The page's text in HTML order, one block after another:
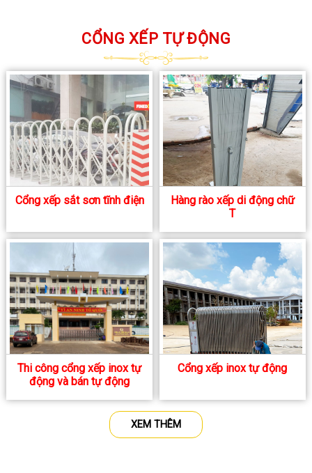
CỔNG XẾP TỰ ĐỘNG
Cổng xếp sắt sơn tĩnh điện
Hàng rào xếp di động chữ
T
Thi công cổng xếp inox tự
động và bán tự động
Cổng xếp inox tự động
XEM THÊM